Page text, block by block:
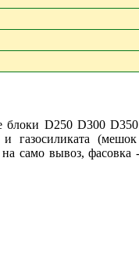
блоки D250 D300
газосиликата
само вывоз,